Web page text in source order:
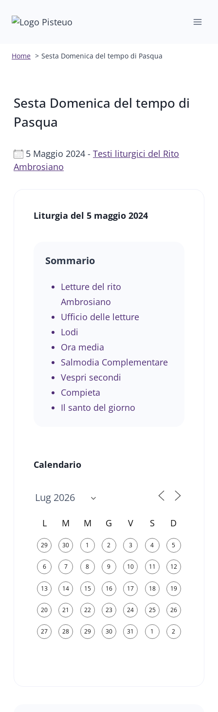
Home Sesta Domenica del tempo di Pasqua
Sesta Domenica del tempo di
Pasqua
5 Maggio 2024 - Testi liturgici del Rito
Ambrosiano
Liturgia del 5 maggio 2024
Sommario
Letture del rito
Ambrosiano
Ufficio delle letture
Lodi
Ora media
Salmodia Complementare
Vespri secondi
Compieta
Il santo del giorno
Calendario
L M M G V S D
29 30 1 2 3 4 5
6 7 8 9 10 11 12
13 14 15 16 17 18 19
20 21 22 23 24 25 26
27 28 29 30 31 1 2